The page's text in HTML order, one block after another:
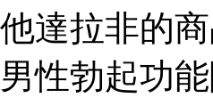
他達拉非的
男性勃起功